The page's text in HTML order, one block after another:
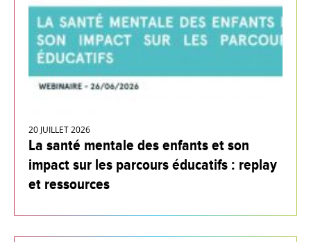
20 JUILLET 2026
La santé mentale des enfants et son
impact sur les parcours éducatifs : replay
et ressources